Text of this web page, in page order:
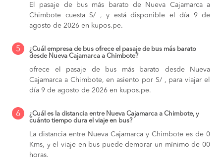
El pasaje de bus más barato de Nueva Cajamarca a
Chimbote cuesta S/ , y está disponible el día 9 de
agosto de 2026 en kupos.pe.
5
¿Cuál empresa de bus ofrece el pasaje de bus más barato
desde Nueva Cajamarca a Chimbote?
ofrece el pasaje de bus más barato desde Nueva
Cajamarca a Chimbote, en asiento por S/ , para viajar el
día 9 de agosto de 2026 en kupos.pe.
6
¿Cuál es la distancia entre Nueva Cajamarca a Chimbote, y
cuánto tiempo dura el viaje en bus?
La distancia entre Nueva Cajamarca y Chimbote es de 0
Kms, y el viaje en bus puede demorar un mínimo de 00
horas.